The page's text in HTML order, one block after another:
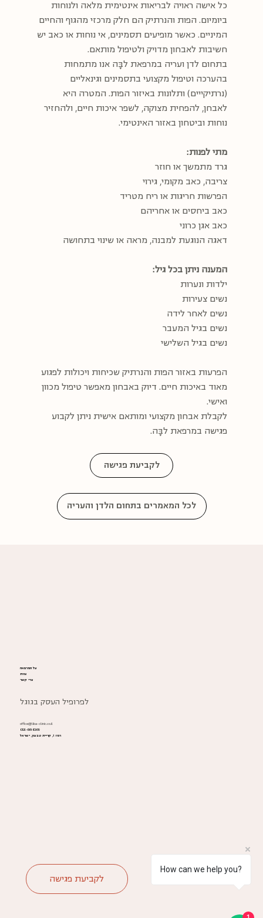
כל אישה ראויה לבריאות אינטימית מלאה ולנוחות
ביומיום. הפות והנרתיק הם חלק מרכזי מהגוף והחיים
המיניים. כאשר מופיעים תסמינים, אי נוחות או כאב יש
חשיבות לאבחון מדויק ולטיפול מותאם.
בתחום לדן ועריה במרפאת לבָּה אנו מתמחות
בהערכה וטיפול מקצועי בתסמינים וגינאליים
(נרתיקייים) ותלונות באיזור הפות. המטרה היא
לאבחן, להפחית מצוקה, לשפר איכות חיים, ולהחזיר
נוחות וביטחון באזור האינטימי.
מתי לפנות:
גרד מתמשך או חוזר
צריבה, כאב מקומי, גירוי
הפרשות חריגות או ריח מטריד
כאב ביחסים או אחריהם
כאב אגן כרוני
דאגה הנוגעת למבנה, מראה או שינוי בתחושה
המענה ניתן בכל גיל:
ילדות ונערות
נשים צעירות
נשים לאחר לידה
נשים בגיל המעבר
נשים בגיל השלישי
הפרעות באזור הפות והנרתיק שכיחות ויכולות לפגוע
מאוד באיכות חיים. דיוק באבחון מאפשר טיפול מכוון
ואישי.
לקבלת אבחון מקצועי ומותאם אישית ניתן לקבוע
פגישה במרפאת לבָּה.
לקביעת פגישה
לכל המאמרים בתחום הלדן והעריה
לקביעת פגישה
office@liba-clinic.co.il
050-6616369
רמז 1, קריית טבעון, ישראל
על המרפאה
צוות
צרי קשר
לפרופיל העסק בגוגל
How can we help you?